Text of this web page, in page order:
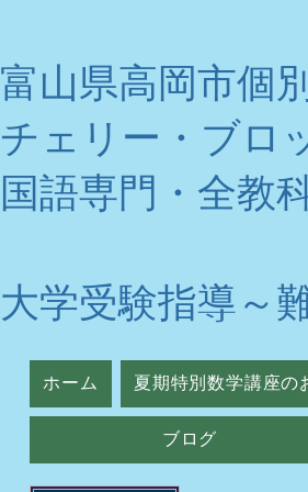
富山県高岡市個
チェリー・ブロ
国語専門・全教
大学受験指導～
ホーム 夏期特別数学講座の
ブログ